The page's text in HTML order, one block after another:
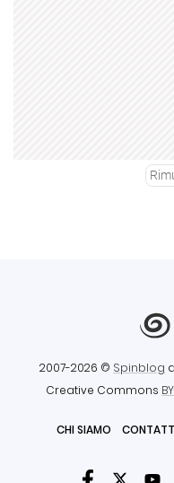
2007-2026 © Spinblog
Creative Commons
CHI SIAMO